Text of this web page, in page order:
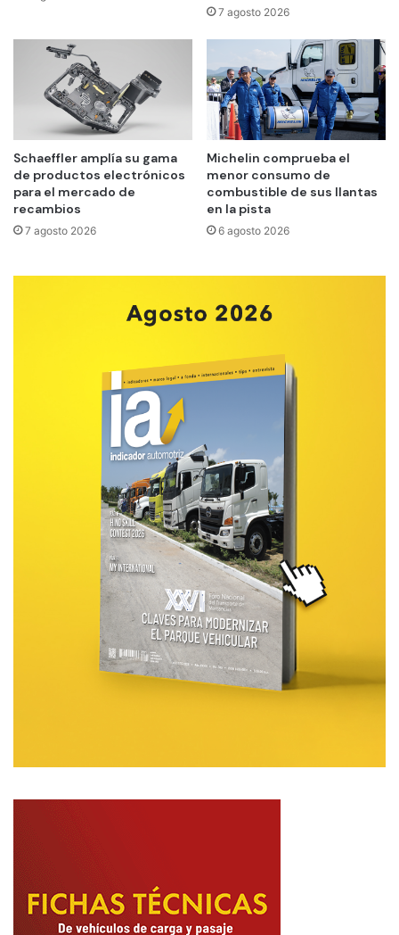
7 agosto 2026
Schaeffler amplía su gama
de productos electrónicos
para el mercado de
recambios
7 agosto 2026
Michelin comprueba el
menor consumo de
combustible de sus llantas
en la pista
6 agosto 2026